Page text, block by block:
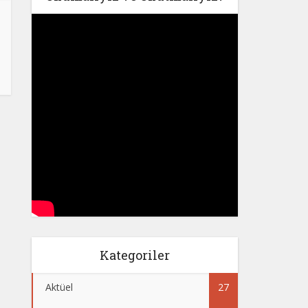
Kategoriler
Aktüel 27